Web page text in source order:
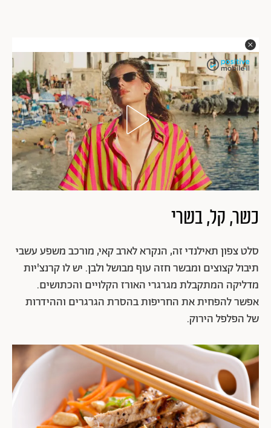
כשר, קל, בשרי
סלט צפון תאילנדי זה, הנקרא לארב קאי, מורכב משפע עשבי
תיבול קצוצים ומבשר חזה עוף מבושל ולבן. יש לו קרנצ'יות
מדליקה המתקבלת מגרגרי האורז הקלויים והכתושים.
אפשר להפחית את החריפות בהסרת הגרגרים וההידרות
של הפלפל הירוק.